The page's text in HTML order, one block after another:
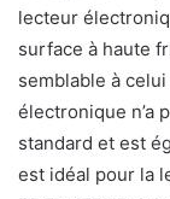
lecteur
surface à haute
semblable à celui
électronique n’a
standard et est
est idéal pour la